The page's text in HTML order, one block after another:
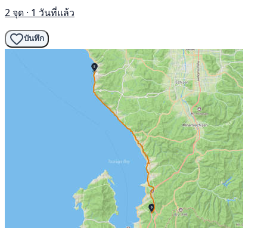
2 จุด · 1 วันที่แล้ว
บันทึก